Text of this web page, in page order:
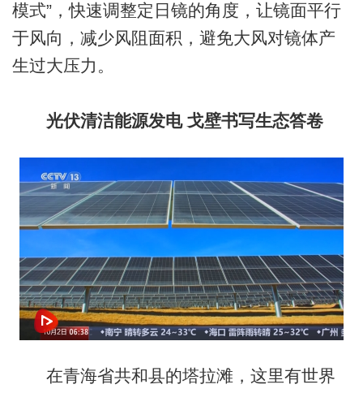
模式”，快速调整定日镜的角度，让镜面平行
于风向，减少风阻面积，避免大风对镜体产
生过大压力。
光伏清洁能源发电 戈壁书写生态答卷
在青海省共和县的塔拉滩，这里有世界